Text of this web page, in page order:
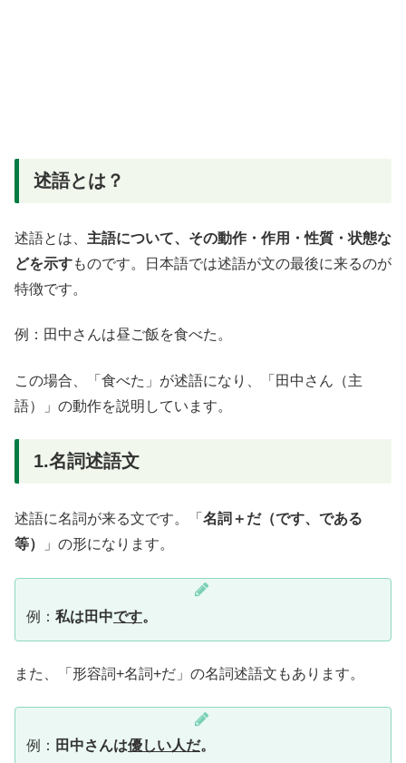
述語とは？
述語とは、 主語について、 その動作・作用・性質・状態な
どを示すものです。日本語では述語が文の最後に来るのが
特徴です。
例：田中さんは昼ご飯を食べた。
この場合、「食べた」が述語になり、「田中さん（主
語）」の動作を説明しています。
1.名詞述語文
述語に名詞が来る文です。「 名詞＋だ（です、である
等）
」の形になります。
例： 私は田中です。
また、「形容詞+名詞+だ」の名詞述語文もあります。
例： 田中さんは優しい人だ。